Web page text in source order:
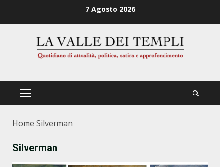
7 Agosto 2026
PRIMÄRES
Home Silverman
Silverman